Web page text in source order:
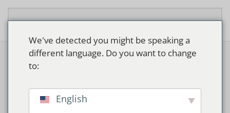
We've detected you might be speaking a
different language. Do you want to change
to:
English